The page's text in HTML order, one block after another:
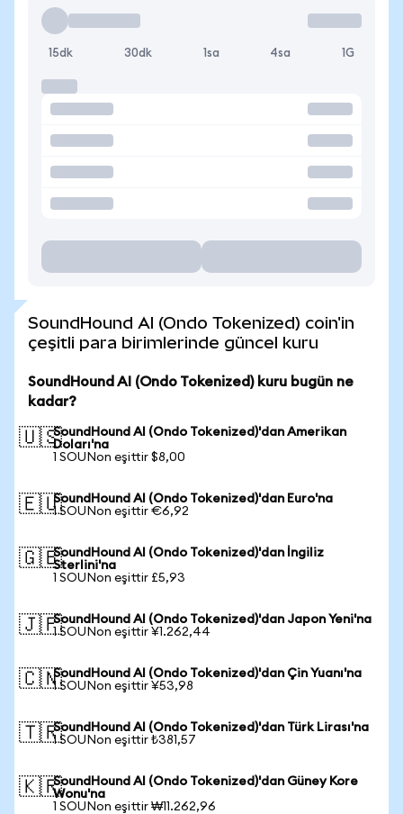
15dk 30dk 1sa 4sa 1G
SoundHound AI (Ondo Tokenized) coin'in
çeşitli para birimlerinde güncel kuru
SoundHound AI (Ondo Tokenized) kuru bugün ne
kadar?
🇺🇸SoundHound AI (Ondo Tokenized)'dan Amerikan
Doları'na
1 SOUNon eşittir $8,00
🇪🇺SoundHound AI (Ondo Tokenized)'dan Euro'na
1 SOUNon eşittir €6,92
🇬🇧SoundHound AI (Ondo Tokenized)'dan İngiliz
Sterlini'na
1 SOUNon eşittir £5,93
🇯🇵SoundHound AI (Ondo Tokenized)'dan Japon Yeni'na
1 SOUNon eşittir ¥1.262,44
🇨🇳SoundHound AI (Ondo Tokenized)'dan Çin Yuanı'na
1 SOUNon eşittir ¥53,98
🇹🇷SoundHound AI (Ondo Tokenized)'dan Türk Lirası'na
1 SOUNon eşittir ₺381,57
🇰🇷SoundHound AI (Ondo Tokenized)'dan Güney Kore
Wonu'na
1 SOUNon eşittir ₩11.262,96